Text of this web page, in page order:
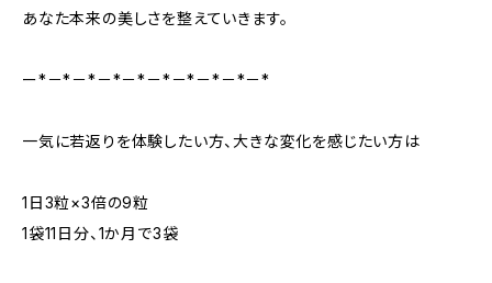
あなた本来の美しさを整えていきます。
ー*－*－*－*－*－*－*－*－*－*
一気に若返りを体験したい方、大きな変化を感じたい方は
1日3粒×3倍の9粒
1袋11日分、1か月で3袋